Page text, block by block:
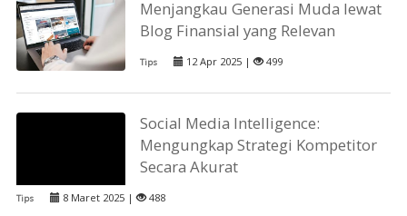
Menjangkau Generasi Muda lewat
Blog Finansial yang Relevan
Tips 12 Apr 2025 | 499
Social Media Intelligence:
Mengungkap Strategi Kompetitor
Secara Akurat
Tips 8 Maret 2025 | 488